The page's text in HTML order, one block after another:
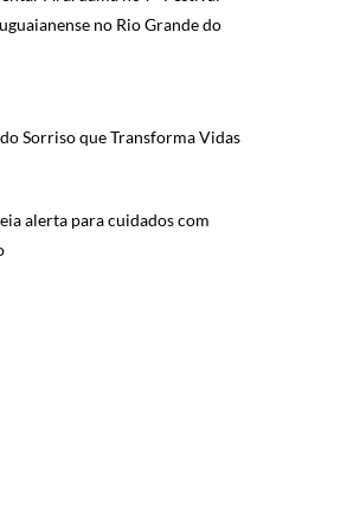
no Rio Grande do
Sorriso que Transforma Vidas
alerta para cuidados com